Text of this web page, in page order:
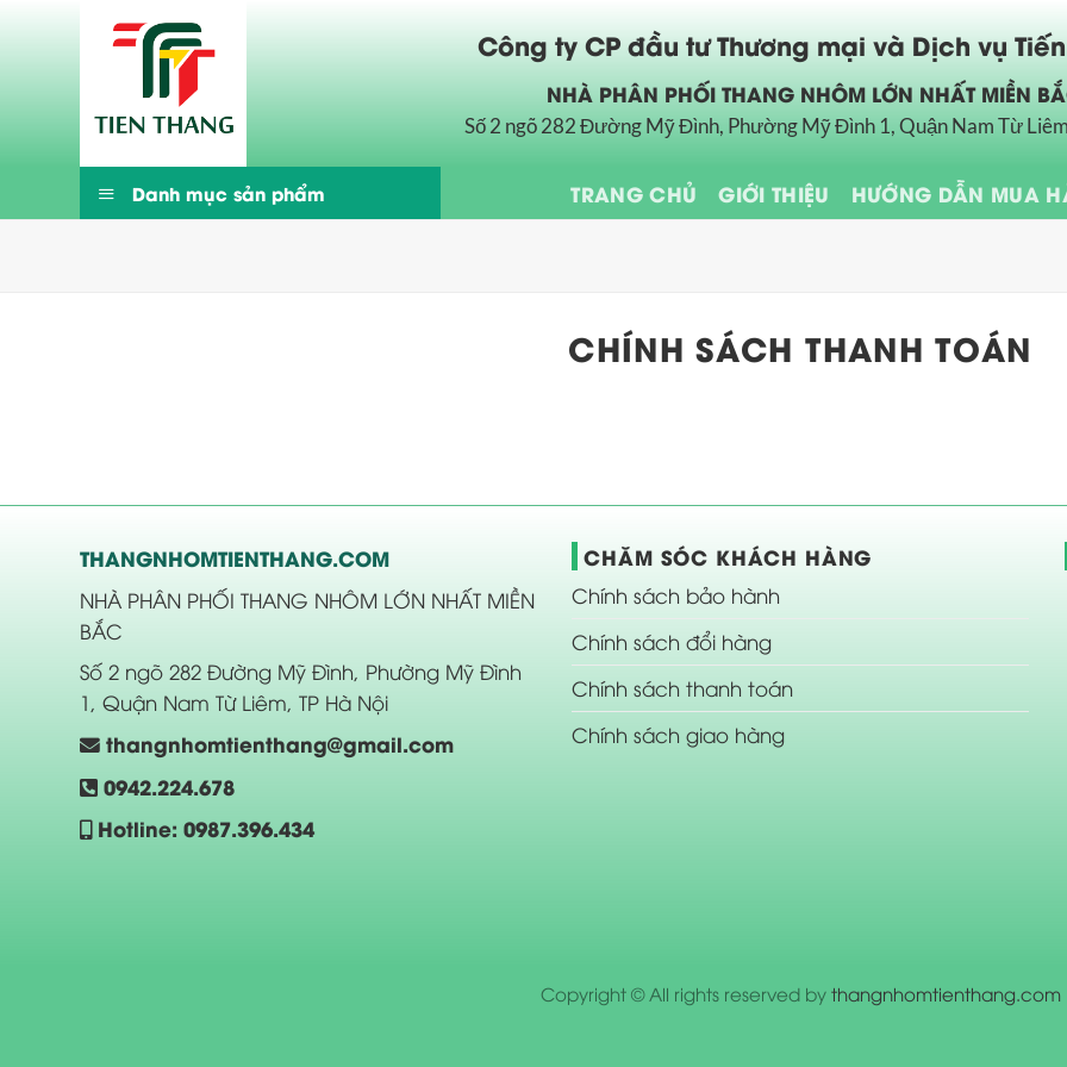
Công ty CP đầu tư Thương mại và Dịch vụ
NHÀ PHÂN PHỐI THANG NHÔM LỚN NHẤT MIỀN
Số 2 ngõ 282 Đường Mỹ Đình, Phường Mỹ Đình 1, Quận Nam Từ
Danh mục sản phẩm TRANG CHỦ GIỚI THIỆU HƯỚNG DẪN MUA
CHÍNH SÁCH THANH TOÁN
THANGNHOMTIENTHANG.COM
NHÀ PHÂN PHỐI THANG NHÔM LỚN NHẤT MIỀN
BẮC
Số 2 ngõ 282 Đường Mỹ Đình, Phường Mỹ Đình
1, Quận Nam Từ Liêm, TP Hà Nội
thangnhomtienthang@gmail.com
0942.224.678
Hotline: 0987.396.434
CHĂM SÓC KHÁCH HÀNG
Chính sách bảo hành
Chính sách đổi hàng
Chính sách thanh toán
Chính sách giao hàng
Copyright © All rights reserved by thangnhomtienthang.com